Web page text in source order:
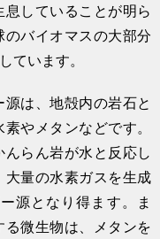
していることが明ら
バイオマスの大部分
ています。
は、地殻内の岩石と
やメタンなどです。
らん岩が水と反応し
量の水素ガスを生成
源となり得ます。ま
微生物は、メタンを